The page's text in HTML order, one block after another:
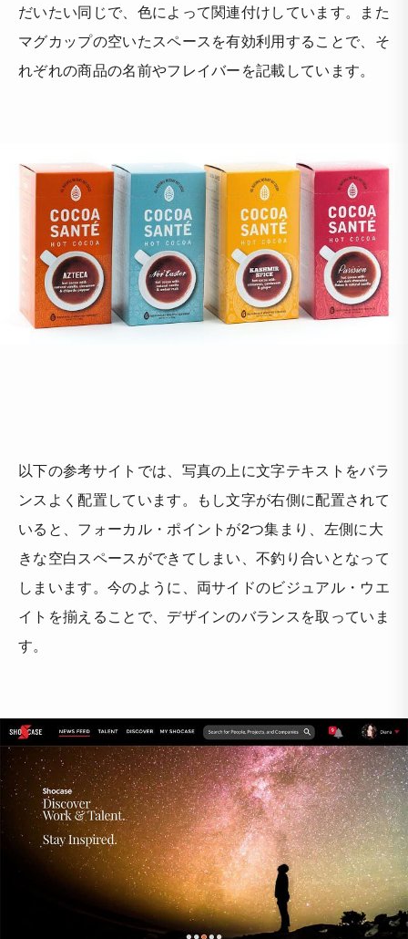
だいたい同じで、色によって関連付けしています。また
マグカップの空いたスペースを有効利用することで、そ
れぞれの商品の名前やフレイバーを記載しています。
以下の参考サイトでは、写真の上に文字テキストをバラ
ンスよく配置しています。もし文字が右側に配置されて
いると、フォーカル・ポイントが2つ集まり、左側に大
きな空白スペースができてしまい、不釣り合いとなって
しまいます。今のように、両サイドのビジュアル・ウエ
イトを揃えることで、デザインのバランスを取っていま
す。